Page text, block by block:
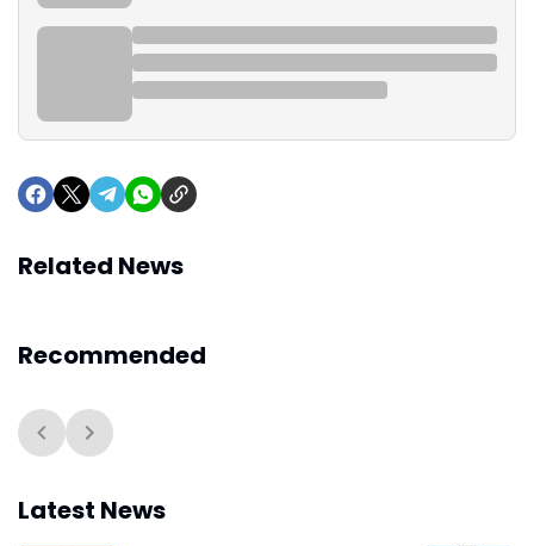
Related News
Recommended
Latest News